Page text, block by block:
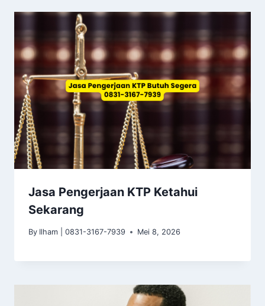
Jasa Pengerjaan KTP Ketahui
Sekarang
By Ilham | 0831-3167-7939 Mei 8, 2026